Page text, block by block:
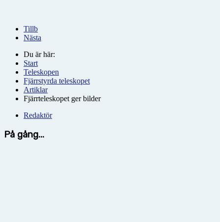
Tillb
Nästa
Du är här:
Start
Teleskopen
Fjärrstyrda teleskopet
Artiklar
Fjärrteleskopet ger bilder
Redaktör
På gång...